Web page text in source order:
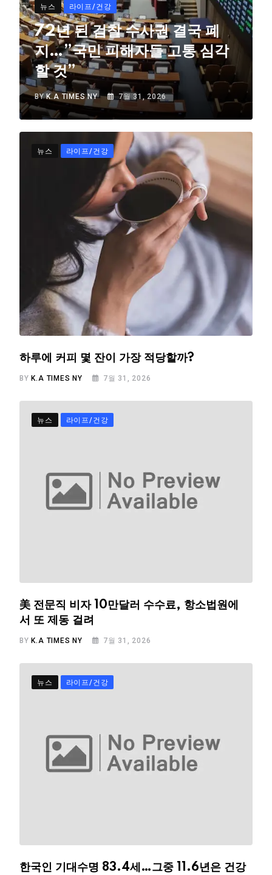
뉴스 라이프/건강
72년 된 검찰 수사권 결국 폐
지…”국민 피해자들 고통 심각
할 것”
BYK.A TIMES NY 7월 31, 2026
뉴스 라이프/건강
하루에 커피 몇 잔이 가장 적당할까?
BYK.A TIMES NY 7월 31, 2026
뉴스 라이프/건강
美 전문직 비자 10만달러 수수료, 항소법원에
서 또 제동 걸려
BY K.A TIMES NY 7월 31, 2026
뉴스 라이프/건강
한국인 기대수명 83.4세…그중 11.6년은 건강